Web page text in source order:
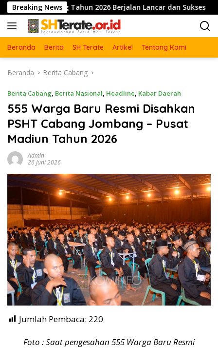
Langsung
ke
konten
Breaking News
2026 Berjalan Lancar dan Sukses Pengesahan
Beranda Berita SH Terate Artikel Tentang Kami
Beranda Berita Cabang
Berita Cabang, Berita Nasional, Headline, Kabar Daerah
555 Warga Baru Resmi Disahkan
PSHT Cabang Jombang – Pusat
Madiun Tahun 2026
Admin
26 Juni 2026
Jumlah Pembaca: 220
Foto : Saat pengesahan 555 Warga Baru Resmi